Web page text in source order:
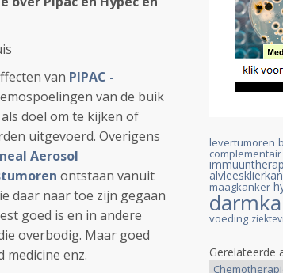
van PIPAC -
van de buik
doel om te kijken of
uitgevoerd. Overigens
Aerosol
ontstaan vanuit
daar naar toe zijn gegaan
goed is en in andere
overbodig. Maar goed
medicine enz.
levertumoren
complementair
maagkanker
voeding
Gerelateerde